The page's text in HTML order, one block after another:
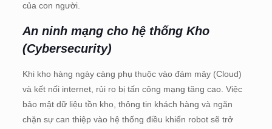
của con người.
An ninh mạng cho hệ thống Kho
(Cybersecurity)
Khi kho hàng ngày càng phụ thuộc vào đám mây (Cloud)
và kết nối internet, rủi ro bị tấn công mạng tăng cao. Việc
bảo mật dữ liệu tồn kho, thông tin khách hàng và ngăn
chặn sự can thiệp vào hệ thống điều khiển robot sẽ trở